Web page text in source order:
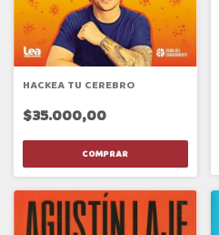
HACKEA TU CEREBRO
$35.000,00